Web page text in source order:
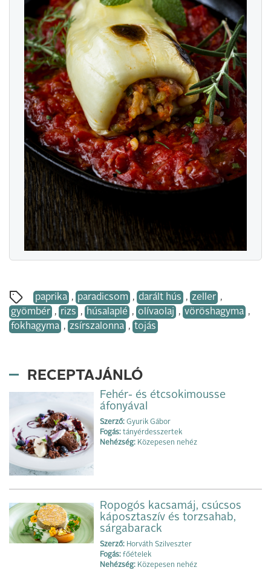
paprika , paradicsom , darált hús , zeller ,
gyömbér , rizs , húsalaplé , olívaolaj , vöröshagyma ,
fokhagyma , zsírszalonna , tojás
RECEPTAJÁNLÓ
Fehér- és étcsokimousse
áfonyával
Szerző: Gyurik Gábor
Fogás: tányérdesszertek
Nehézség: Közepesen nehéz
Ropogós kacsamáj, csúcsos
káposztaszív és torzsahab,
sárgabarack
Szerző: Horváth Szilveszter
Fogás: főételek
Nehézség: Közepesen nehéz